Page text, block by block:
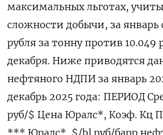
максимальных льготах,
сложности добычи, за январь
рубля за тонну против 10.049
декабря. Ниже приводятся
нефтяного НДПИ за январь
декабрь 2025 года: ПЕРИОД
руб/$ Цена Юралс*, Коэф. Кц
*** Юралс*, $/bl руб/барр